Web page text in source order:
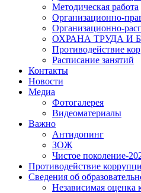
Методическая работа
Организационно-
Организационно-
ОХРАНА ТРУДА И
Противодействие
Расписание занятий
Контакты
Новости
Медиа
Фотогалерея
Видеоматериалы
Важно
Антидопинг
ЗОЖ
Чистое поколение-
Противодействие
Сведения об
Независимая оценка